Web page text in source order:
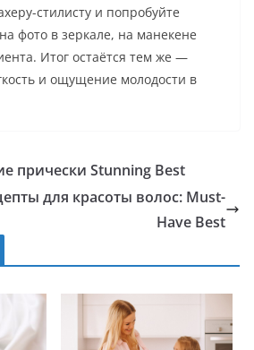
стилисту и попробуйте
фото в зеркале, на манекене
Итог остаётся тем же —
и ощущение молодости в
Stunning Best
для красоты волос: Must-
Have Best